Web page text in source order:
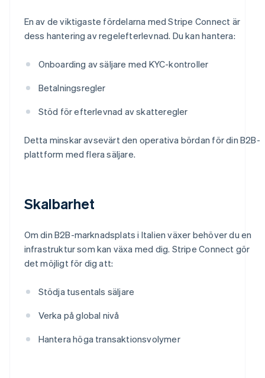
En av de viktigaste fördelarna med Stripe Connect är
dess hantering av regelefterlevnad. Du kan hantera:
Onboarding av säljare med KYC-kontroller
Betalningsregler
Stöd för efterlevnad av skatteregler
Detta minskar avsevärt den operativa bördan för din B2B-
plattform med flera säljare.
Skalbarhet
Om din B2B-marknadsplats i Italien växer behöver du en
infrastruktur som kan växa med dig. Stripe Connect gör
det möjligt för dig att:
Stödja tusentals säljare
Verka på global nivå
Hantera höga transaktionsvolymer